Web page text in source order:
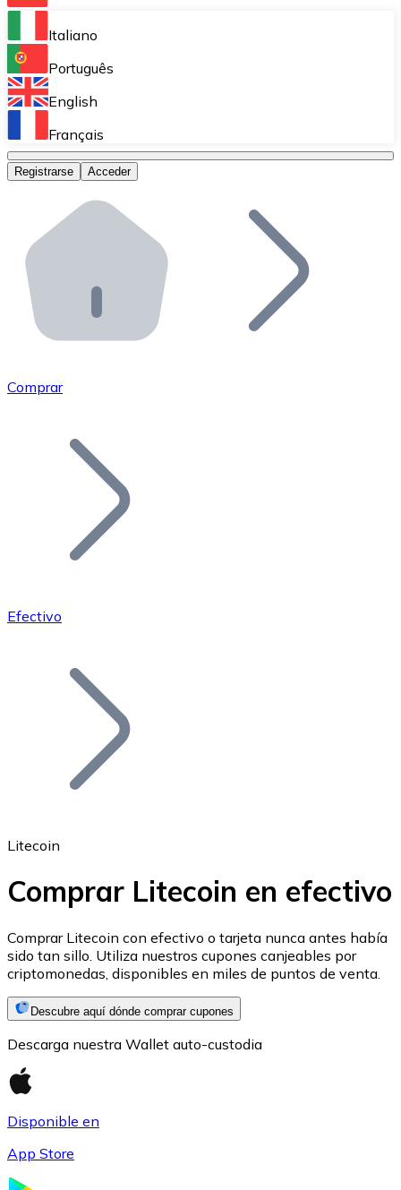
Bitnovo Ramp
Integra nuestra solución en tu plataforma.
Bitnovo Giftcards
Bitnovo OTC
Bitnovo ATM
Integra un ATM Bitnovo en tu negocio y permite que
Bitnovo API
Integra nuestra API en tu ecosistema.
Únete a nuestra red de distribuidores.
Añade tu proyecto a nuestro ecosistema.
Bitcoin
Ethereum
ETH
Italiano
Português
English
Français
Registrarse Acceder
Comprar
Efectivo
Litecoin
Comprar Litecoin en efectivo
Comprar Litecoin con efectivo o tarjeta nunca antes había
sido tan sillo. Utiliza nuestros cupones canjeables por
criptomonedas, disponibles en miles de puntos de venta.
Descubre aquí dónde comprar cupones
Descarga nuestra Wallet auto-custodia
Disponible en
App Store